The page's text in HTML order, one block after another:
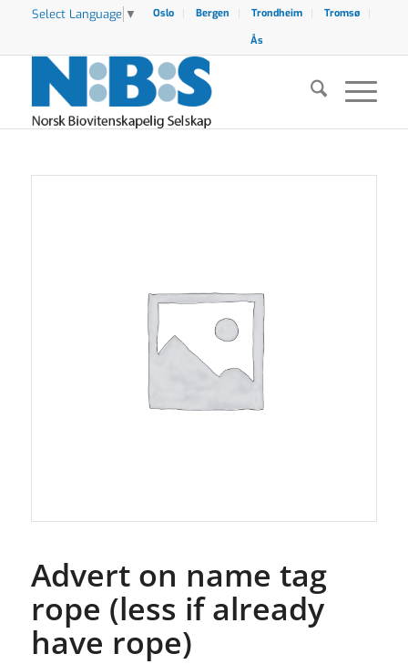
Select Language ▼ Oslo Bergen Trondheim
Tromsø
Ås
Advert on name tag
rope (less if already
have rope)